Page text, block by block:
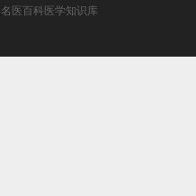
名医百科医学知识库